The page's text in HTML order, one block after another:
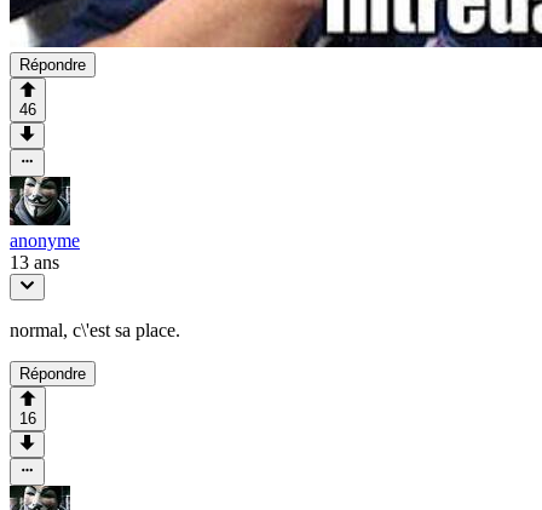
Répondre
46
anonyme
13 ans
normal, c\'est sa place.
Répondre
16